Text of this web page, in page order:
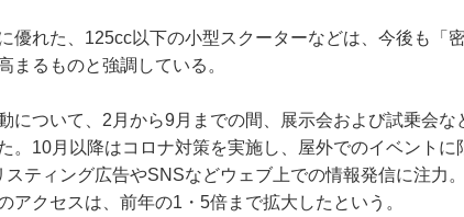
優れた、125cc以下の小型スクーターなどは、今後も「
まるものと強調している。
について、2月から9月までの間、展示会および試乗会な
。10月以降はコロナ対策を実施し、屋外でのイベントに
ティング広告やSNSなどウェブ上での情報発信に注力
アクセスは、前年の1・5倍まで拡大したという。